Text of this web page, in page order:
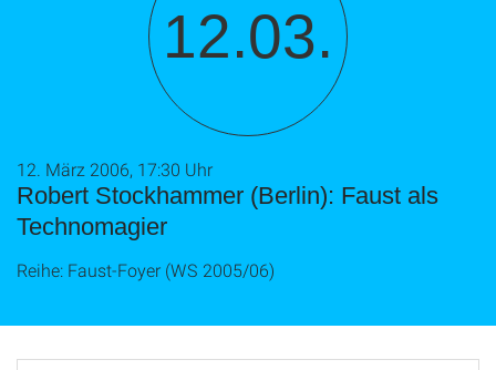
12.03.
Robert Stockhammer (Berlin): Faust als
Technomagier
12. März 2006, 17:30 Uhr
Reihe: Faust-Foyer (WS 2005/06)